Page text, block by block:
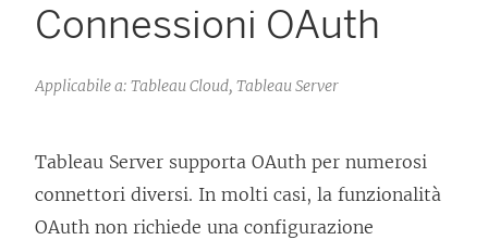
Connessioni OAuth
Applicabile a: Tableau Cloud, Tableau Server
Tableau Server supporta OAuth per numerosi
connettori diversi. In molti casi, la funzionalità
OAuth non richiede una configurazione